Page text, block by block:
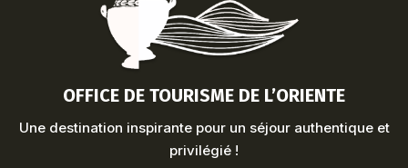
OFFICE DE TOURISME DE L’ORIENTE
Une destination inspirante pour un séjour authentique et
privilégié !